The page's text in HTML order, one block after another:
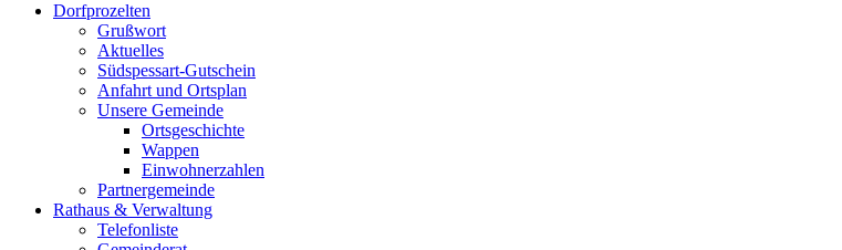
Dorfprozelten
Grußwort
Aktuelles
Südspessart-Gutschein
Anfahrt und Ortsplan
Unsere Gemeinde
Ortsgeschichte
Wappen
Einwohnerzahlen
Partnergemeinde
Rathaus & Verwaltung
Telefonliste